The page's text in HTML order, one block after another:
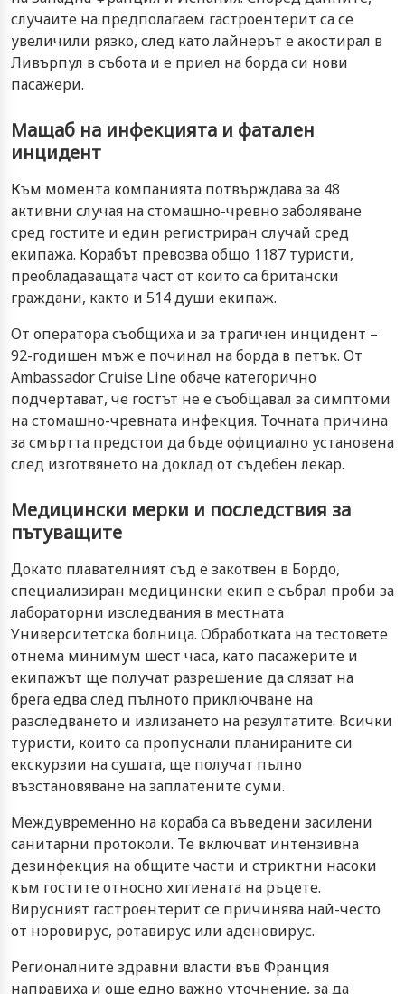
случаите на предполагаем гастроентерит са се
увеличили рязко, след като лайнерът е акостирал в
Ливърпул в събота и е приел на борда си нови
пасажери.
Мащаб на инфекцията и фатален
инцидент
Към момента компанията потвърждава за 48
активни случая на стомашно-чревно заболяване
сред гостите и един регистриран случай сред
екипажа. Корабът превозва общо 1187 туристи,
преобладаващата част от които са британски
граждани, както и 514 души екипаж.
От оператора съобщиха и за трагичен инцидент –
92-годишен мъж е починал на борда в петък. От
Ambassador Cruise Line обаче категорично
подчертават, че гостът не е съобщавал за симптоми
на стомашно-чревната инфекция. Точната причина
за смъртта предстои да бъде официално установена
след изготвянето на доклад от съдебен лекар.
Медицински мерки и последствия за
пътуващите
Докато плавателният съд е закотвен в Бордо,
специализиран медицински екип е събрал проби за
лабораторни изследвания в местната
Университетска болница. Обработката на тестовете
отнема минимум шест часа, като пасажерите и
екипажът ще получат разрешение да слязат на
брега едва след пълното приключване на
разследването и излизането на резултатите. Всички
туристи, които са пропуснали планираните си
екскурзии на сушата, ще получат пълно
възстановяване на заплатените суми.
Междувременно на кораба са въведени засилени
санитарни протоколи. Те включват интензивна
дезинфекция на общите части и стриктни насоки
към гостите относно хигиената на ръцете.
Вирусният гастроентерит се причинява най-често
от норовирус, ротавирус или аденовирус.
Регионалните здравни власти във Франция
направиха и още едно важно уточнение, за да